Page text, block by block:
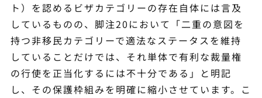
ト）を認めるビザカテゴリーの存在自体には言及
しているものの、脚注20において「二重の意図を
持つ非移民カテゴリーで適法なステータスを維持
していることだけでは、それ単体で有利な裁量権
の行使を正当化するには不十分である」と明記
し、その保護枠組みを明確に縮小させています。こ